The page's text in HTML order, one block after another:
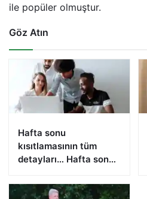
ile popüler olmuştur.
Göz Atın
Hafta sonu
kısıtlamasının tüm
detayları… Hafta sonu
nasıl olacak?